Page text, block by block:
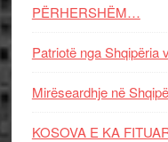
PËRHERSHËM…
Patriotë nga Shqipëria
Mirëseardhje në
KOSOVA E KA